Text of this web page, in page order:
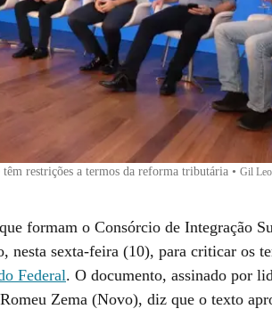
restrições a termos da reforma tributária • Gil
formam o Consórcio de Integração
nesta sexta-feira (10), para criticar os
Federal. O documento, assinado por
Zema (Novo), diz que o texto